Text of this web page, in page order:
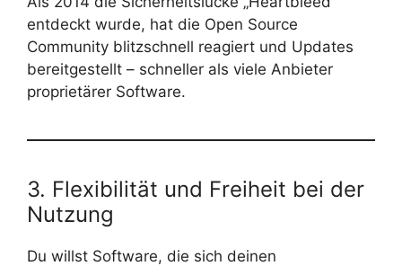
entdeckt wurde, hat die Open Source
Community blitzschnell reagiert und Updates
bereitgestellt – schneller als viele Anbieter
proprietärer Software.
3. Flexibilität und Freiheit bei der
Nutzung
Du willst Software, die sich deinen